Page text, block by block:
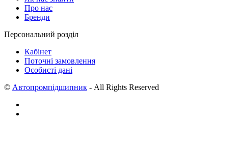
Про нас
Бренди
Персональний розділ
Кабінет
Поточні замовлення
Особисті дані
© Автопромпідшипник - All Rights Reserved